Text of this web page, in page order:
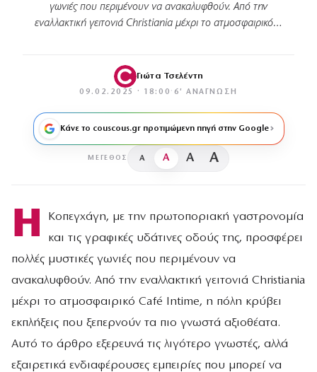
γωνιές που περιμένουν να ανακαλυφθούν. Από την
εναλλακτική γειτονιά Christiania μέχρι το ατμοσφαιρικό…
Γιώτα Τσελέντη
09.02.2025 · 18:00 · 6′ ΑΝΆΓΝΩΣΗ
Κάνε το couscous.gr προτιμώμενη πηγή στην Google
ΜΈΓΕΘΟΣ A A A A
Η
Κοπεγχάγη, με την πρωτοποριακή γαστρονομία
και τις γραφικές υδάτινες οδούς της, προσφέρει
πολλές μυστικές γωνιές που περιμένουν να
ανακαλυφθούν. Από την εναλλακτική γειτονιά Christiania
μέχρι το ατμοσφαιρικό Café Intime, η πόλη κρύβει
εκπλήξεις που ξεπερνούν τα πιο γνωστά αξιοθέατα.
Αυτό το άρθρο εξερευνά τις λιγότερο γνωστές, αλλά
εξαιρετικά ενδιαφέρουσες εμπειρίες που μπορεί να